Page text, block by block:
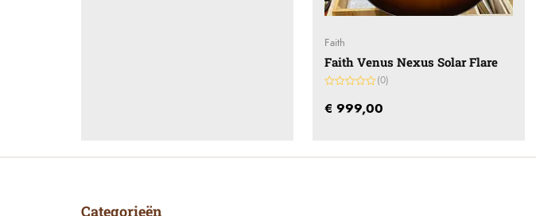
Faith
Faith Venus Nexus Solar Flare
0
uit
(0)
€ 999,00
Categorieën